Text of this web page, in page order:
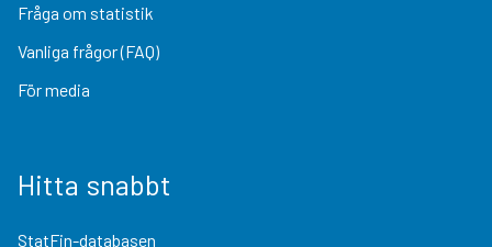
Fråga om statistik
Vanliga frågor (FAQ)
För media
Hitta snabbt
StatFin-databasen